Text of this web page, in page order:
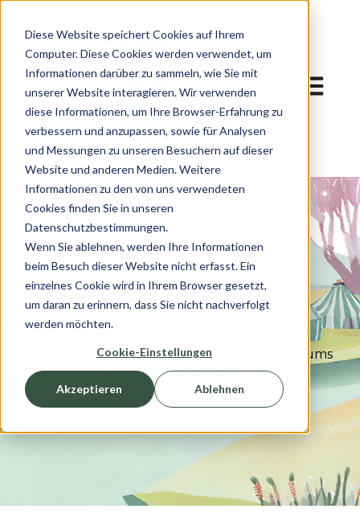
Diese Website speichert Cookies auf Ihrem
Computer. Diese Cookies werden verwendet, um
Informationen darüber zu sammeln, wie Sie mit
unserer Website interagieren. Wir verwenden
diese Informationen, um Ihre Browser-Erfahrung zu
verbessern und anzupassen, sowie für Analysen
und Messungen zu unseren Besuchern auf dieser
Website und anderen Medien. Weitere
Informationen zu den von uns verwendeten
Cookies finden Sie in unseren
Datenschutzbestimmungen.
Wenn Sie ablehnen, werden Ihre Informationen
beim Besuch dieser Website nicht erfasst. Ein
einzelnes Cookie wird in Ihrem Browser gesetzt,
um daran zu erinnern, dass Sie nicht nachverfolgt
werden möchten.
Cookie-Einstellungen
Akzeptieren Ablehnen
Blog
Geschichten, Tipps und Anleitungen rund ums
Leben in Gemeinschaft.